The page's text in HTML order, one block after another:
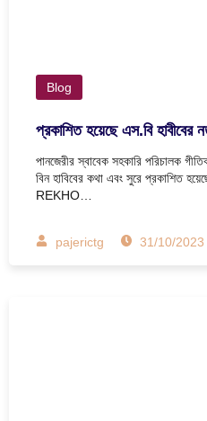
Blog
প্রকাশিত হয়েছে এস.বি হাবীবের
পানজেরীর স্বাবেক সহকারি পরিচালক
বিন হাবিবের কথা এবং সুরে প্রকাশিত
REKHO…
pajerictg 31/10/2023